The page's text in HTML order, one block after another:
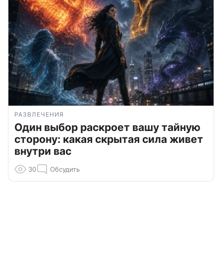
РАЗВЛЕЧЕНИЯ
Один выбор раскроет вашу тайную
сторону: какая скрытая сила живет
внутри вас
30 Обсудить